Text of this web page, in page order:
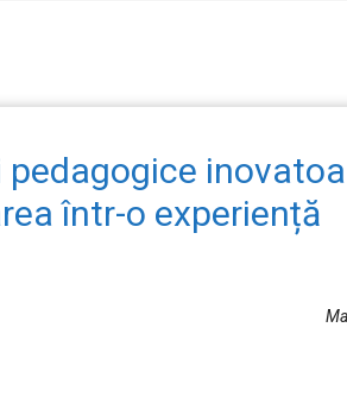
pedagogice
într-o experiență